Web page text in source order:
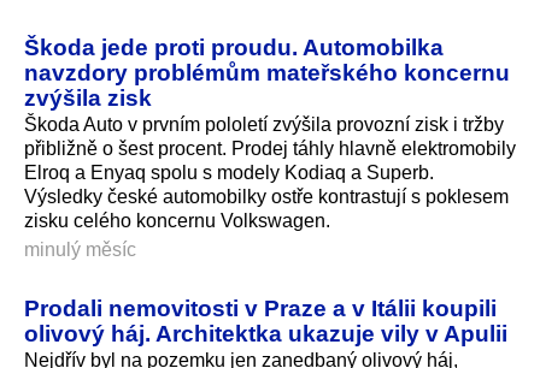
Škoda jede proti proudu. Automobilka
navzdory problémům mateřského koncernu
zvýšila zisk
Škoda Auto v prvním pololetí zvýšila provozní zisk i tržby
přibližně o šest procent. Prodej táhly hlavně elektromobily
Elroq a Enyaq spolu s modely Kodiaq a Superb.
Výsledky české automobilky ostře kontrastují s poklesem
zisku celého koncernu Volkswagen.
minulý měsíc
Prodali nemovitosti v Praze a v Itálii koupili
olivový háj. Architektka ukazuje vily v Apulii
Nejdřív byl na pozemku jen zanedbaný olivový háj,